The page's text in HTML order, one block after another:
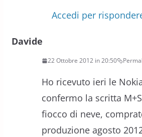
Accedi per
Davide
22 Ottobre 2012 in 20:50
Ho ricevuto ieri le
confermo la scritta
fiocco di neve,
produzione agosto